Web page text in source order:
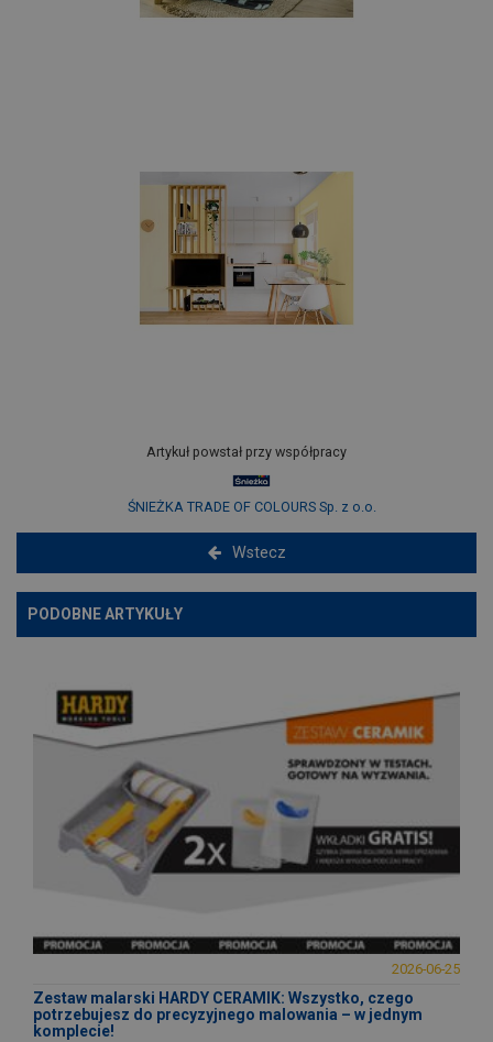
Artykuł powstał przy współpracy
ŚNIEŻKA TRADE OF COLOURS Sp. z o.o.
Wstecz
PODOBNE ARTYKUŁY
2026-06-25
Zestaw malarski HARDY CERAMIK: Wszystko, czego
potrzebujesz do precyzyjnego malowania – w jednym
komplecie!